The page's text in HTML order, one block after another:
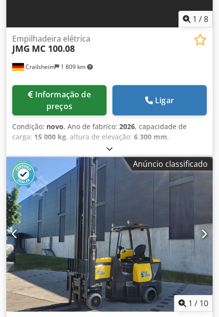
1 /8
Crailsheim 1 809 km
Empilhadeira elétrica
JMG MC 100.08
preços
Ligar
Condição: novo, Ano de fabrico: 2026, capacidade de
carga: 15 000 kg, altura de elevação: 6 300 mm,
6 430 mm, Empilhadeira elétrica JMG
MC 100.08 Propulsão: Elétrica Ano de fabricação: 2026
Altura de elevação (mm): 6.300 Capacidade de carga (kg):
15.000 Dwjdpfx Abjztgmzjqoa
Anúncio classificado
1 / 10